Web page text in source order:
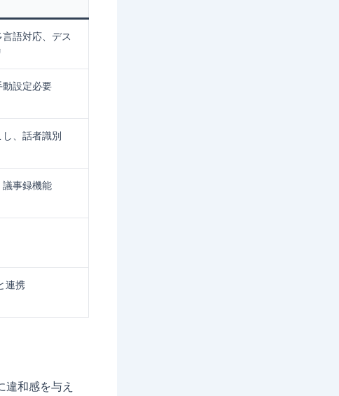
語対応、デス
設定必要
、話者識別
議事録機能
連携
違和感を与え